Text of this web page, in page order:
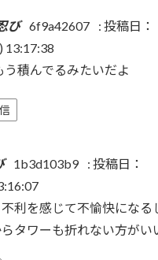
び 6f9a42607 : 投稿日：
13:17:38
う積んでるみたいだよ
1b3d103b9 : 投稿日：
利を感じて不愉快になる
タワーも折れない方がい